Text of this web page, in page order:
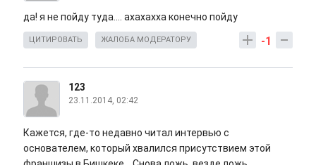
да! я не пойду туда.... ахахахха конечно пойду
-1
ЦИТИРОВАТЬ ЖАЛОБА МОДЕРАТОРУ
123
23.11.2014, 02:42
Кажется, где-то недавно читал интервью с
основателем, который хвалился присутствием этой